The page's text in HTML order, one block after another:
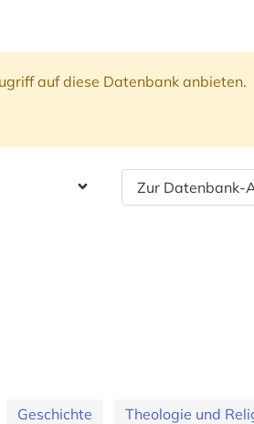
auf diese Datenbank anbieten.
Zur Datenbank-
Geschichte Theologie und